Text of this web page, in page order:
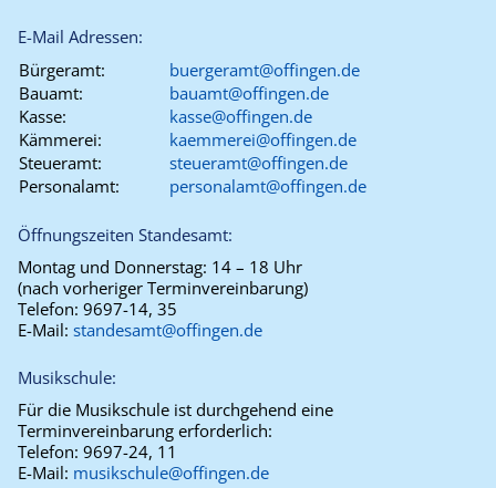
E-Mail Adressen:
Bürgeramt:
buergeramt@offingen.de
Bauamt:
bauamt@offingen.de
Kasse:
kasse@offingen.de
Kämmerei:
kaemmerei@offingen.de
Steueramt:
steueramt@offingen.de
Personalamt:
personalamt@offingen.de
Öffnungszeiten Standesamt:
Montag und Donnerstag: 14 – 18 Uhr
(nach vorheriger Terminvereinbarung)
Telefon: 9697-14, 35
E-Mail: standesamt@offingen.de
Musikschule:
Für die Musikschule ist durchgehend eine
Terminvereinbarung erforderlich:
Telefon: 9697-24, 11
E-Mail: musikschule@offingen.de